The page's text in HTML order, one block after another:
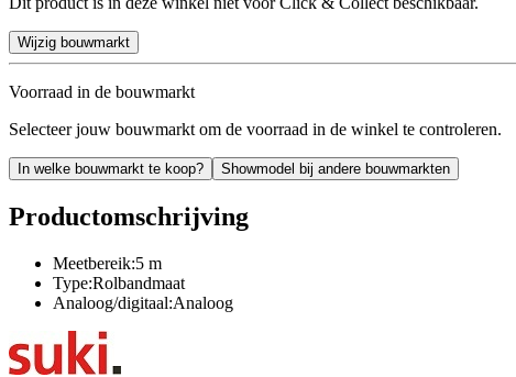
Wijzig bouwmarkt
Voorraad in de bouwmarkt
Selecteer jouw bouwmarkt om de voorraad in de winkel te controleren.
In welke bouwmarkt te koop? Showmodel bij andere bouwmarkten
Productomschrijving
Meetbereik:5 m
Type:Rolbandmaat
Analoog/digitaal:Analoog